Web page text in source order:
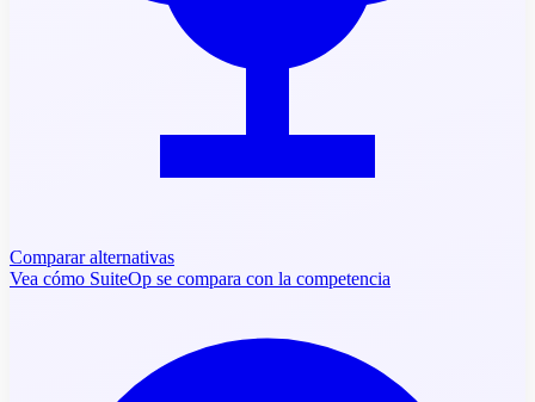
Comparar alternativas
Vea cómo SuiteOp se compara con la competencia